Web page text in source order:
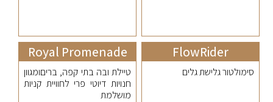
FlowRider
סימולטור גלישת גלים
Royal Promenade
טיילת ובה בתי קפה, בריםומגוון
חנויות דיוטי פרי לחוויית קניות
מושלמת